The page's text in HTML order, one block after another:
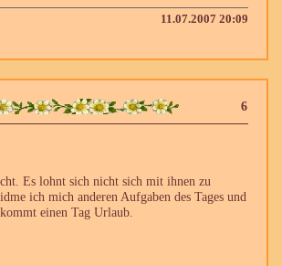
11.07.2007 20:09
6
Es lohnt sich nicht sich mit ihnen zu
ich mich anderen Aufgaben des Tages und
einen Tag Urlaub.